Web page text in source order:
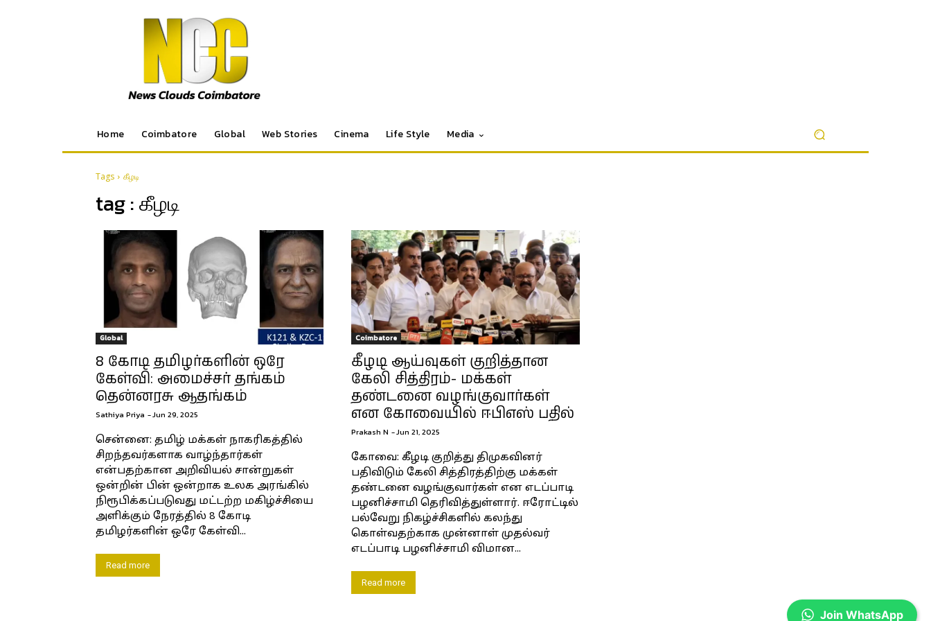
Home Coimbatore Global Web Stories Cinema Life Style Media
Tags கீழடி
tag :கீழடி
Global
8 கோடி தமிழர்களின் ஒரே
கேள்வி: அமைச்சர் தங்கம்
தென்னரசு ஆதங்கம்
Sathiya Priya -Jun 29, 2025
சென்னை: தமிழ் மக்கள் நாகரிகத்தில்
சிறந்தவர்களாக வாழ்ந்தார்கள்
என்பதற்கான அறிவியல் சான்றுகள்
ஒன்றின் பின் ஒன்றாக உலக அரங்கில்
நிரூபிக்கப்படுவது மட்டற்ற மகிழ்ச்சியை
அளிக்கும் நேரத்தில் 8 கோடி
தமிழர்களின் ஒரே கேள்வி...
Read more
Coimbatore
கீழடி ஆய்வுகள் குறித்தான
கேலி சித்திரம்- மக்கள்
தண்டனை வழங்குவார்கள்
என கோவையில் ஈபிஎஸ் பதில்
Prakash N -Jun 21, 2025
கோவை: கீழடி குறித்து திமுகவினர்
பதிவிடும் கேலி சித்திரத்திற்கு மக்கள்
தண்டனை வழங்குவார்கள் என எடப்பாடி
பழனிச்சாமி தெரிவித்துள்ளார். ஈரோட்டில்
பல்வேறு நிகழ்ச்சிகளில் கலந்து
கொள்வதற்காக முன்னாள் முதல்வர்
எடப்பாடி பழனிச்சாமி விமான...
Read more
Join WhatsApp